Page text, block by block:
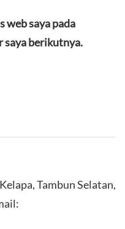
web saya pada
saya berikutnya.
Tambun Selatan,